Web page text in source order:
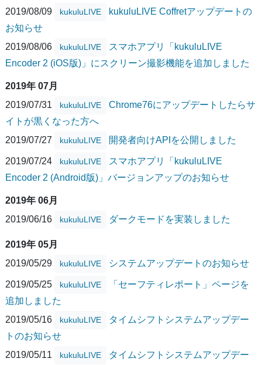
2019/08/09 kukuluLIVE
kukuluLIVE Coffretアップデートの
お知らせ
2019/08/06
kukuluLIVE
スマホアプリ「kukuluLIVE
Encoder 2 (iOS版)」にスクリーン撮影機能を追加しました
2019年 07月
2019/07/31
kukuluLIVE
Chrome76にアップデートしたらサ
イトが黒くなった方へ
2019/07/27
kukuluLIVE 開発者向けAPIを公開しました
2019/07/24 kukuluLIVE
スマホアプリ「kukuluLIVE
Encoder 2 (Android版)」バージョンアップのお知らせ
2019年 06月
2019/06/16
kukuluLIVE ダークモードを実装しました
2019年 05月
2019/05/29
kukuluLIVE システムアップデートのお知らせ
2019/05/25 kukuluLIVE
「セーフティレポート」ページを
追加しました
2019/05/16
kukuluLIVE
タイムシフトシステムアップデー
トのお知らせ
2019/05/11
kukuluLIVE
タイムシフトシステムアップデー